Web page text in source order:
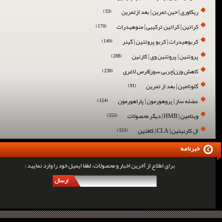
ریکاوری | حین تمرین | بعد ازتمرین (33)
کراتین | کراتین ترکیبی | منوهیدرات (170)
کربوهیدرات | کربو پروتئین | گینر (149)
پروتئین | پروتئین وی | کازئین (288)
کاهش وزن|چربی سوز|قرص لاغری (238)
گلوتامین | بعد از تمرین (91)
عضله ساز | پروهورمون | پاراهورمون (154)
ویتامین | HMB | دیگر محصولات (555)
ال کارنیتین | CLA | کافئین (151)
برای اطلاع از آخرین اخبار و محصولات، لطفا ایمیل خود را وارد نمایید :
ارسال
خبرنامه